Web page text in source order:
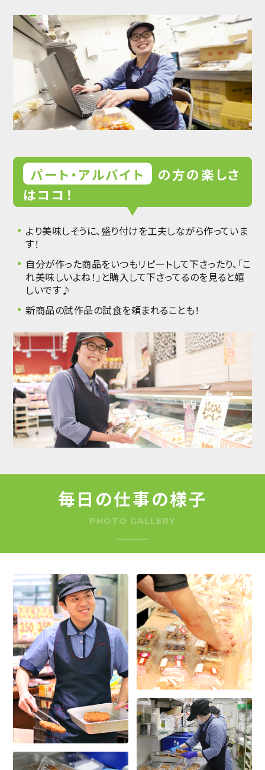
パート・アルバイト
の方の楽しさ
はココ！
より美味しそうに、盛り付けを工夫しながら作っていま
す！
自分が作った商品をいつもリピートして下さったり、「こ
れ美味しいよね！」と購入して下さってるのを見ると嬉
しいです♪
新商品の試作品の試食を頼まれることも！
毎日の仕事の様子
PHOTO GALLERY